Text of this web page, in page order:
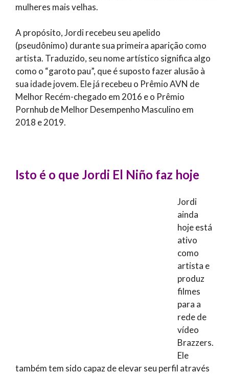
mulheres mais velhas.
A propósito, Jordi recebeu seu apelido
(pseudônimo) durante sua primeira aparição como
artista. Traduzido, seu nome artístico significa algo
como o “garoto pau”, que é suposto fazer alusão à
sua idade jovem. Ele já recebeu o Prêmio AVN de
Melhor Recém-chegado em 2016 e o Prêmio
Pornhub de Melhor Desempenho Masculino em
2018 e 2019.
Isto é o que Jordi El Niño faz hoje
Jordi
ainda
hoje está
ativo
como
artista e
produz
filmes
para a
rede de
vídeo
Brazzers.
Ele
também tem sido capaz de elevar seu perfil através